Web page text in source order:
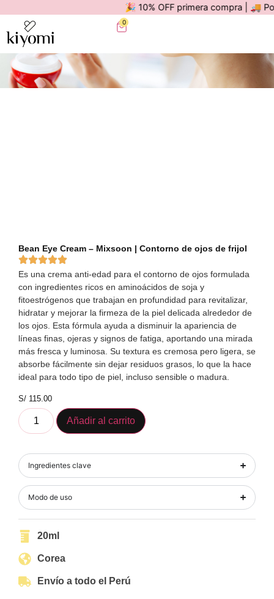
🎉 10% OFF primera compra | 🚚 Por
0
Bean Eye Cream – Mixsoon | Contorno de ojos de frijol
Es una crema anti-edad para el contorno de ojos formulada
con ingredientes ricos en aminoácidos de soja y
fitoestrógenos que trabajan en profundidad para revitalizar,
hidratar y mejorar la firmeza de la piel delicada alrededor de
los ojos. Esta fórmula ayuda a disminuir la apariencia de
líneas finas, ojeras y signos de fatiga, aportando una mirada
más fresca y luminosa. Su textura es cremosa pero ligera, se
absorbe fácilmente sin dejar residuos grasos, lo que la hace
ideal para todo tipo de piel, incluso sensible o madura.
S/ 115.00
Añadir al carrito
Ingredientes clave
Modo de uso
20ml
Corea
Envío a todo el Perú